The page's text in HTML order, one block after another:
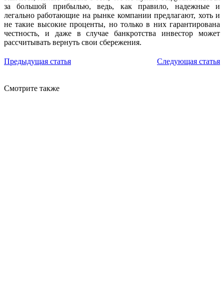
за большой прибылью, ведь, как правило, надежные и
легально работающие на рынке компании предлагают, хоть и
не такие высокие проценты, но только в них гарантирована
честность, и даже в случае банкротства инвестор может
рассчитывать вернуть свои сбережения.
Предыдущая статья Следующая статья
Смотрите также